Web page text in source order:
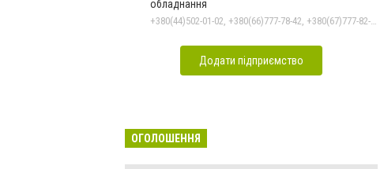
обладнання
Додати підприємство
ОГОЛОШЕННЯ